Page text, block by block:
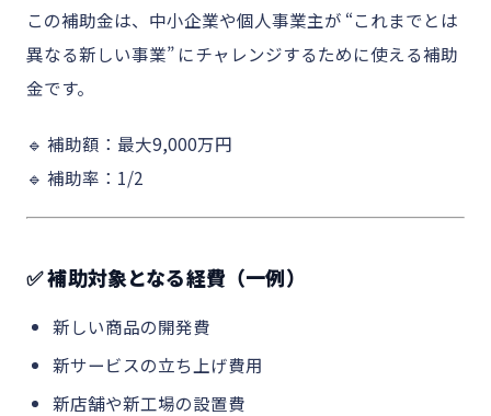
この補助金は、中小企業や個人事業主が “これまでとは
異なる新しい事業” にチャレンジするために使える補助
金です。
🔹 補助額：最大9,000万円
🔹 補助率：1/2
✅ 補助対象となる経費（一例）
新しい商品の開発費
新サービスの立ち上げ費用
新店舗や新工場の設置費